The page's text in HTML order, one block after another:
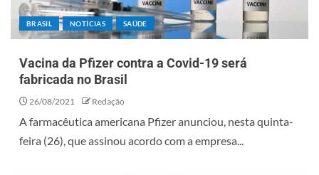
BRASIL NOTÍCIAS SAÚDE
Vacina da Pfizer contra a Covid-19 será
fabricada no Brasil
26/08/2021 Redação
A farmacêutica americana Pfizer anunciou, nesta quinta-
feira (26), que assinou acordo com a empresa...